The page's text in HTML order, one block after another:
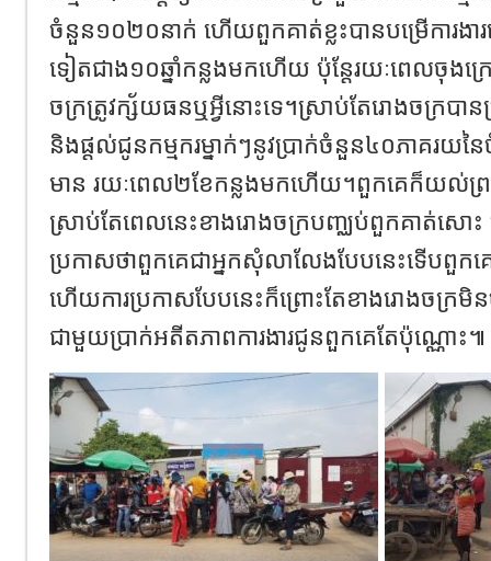
ចំនួន១០២០នាក់ ហើយពួកគាត់ខ្លះបានបម្រើការងារ
ទៀតជាង១០ឆ្នាំកន្លងមកហើយ ប៉ុន្តែរយៈពេលចុងក្
ចក្រត្រូវក្ស័យធនឬអ្វីនោះទេ។ស្រាប់តែរោងចក្របា
និងផ្ដល់ជូនកម្មករម្នាក់ៗនូវប្រាក់ចំនួន៤០ភាគរយ
មាន រយៈពេល២ខែកន្លងមកហើយ។ពួកគេក៏យល់ព្
ស្រាប់តែពេលនេះខាងរោងចក្របញ្ឈប់ពួកគាត់សោះ
ប្រកាសថាពួកគេជាអ្នកសុំលាលែងបែបនេះទើបពួ
ហើយការប្រកាសបែបនេះក៏ព្រោះតែខាងរោងចក្រ
ជាមួយប្រាក់អតីតភាពការងារជូនពួកគេតែប៉ុណ្ណោះ៕